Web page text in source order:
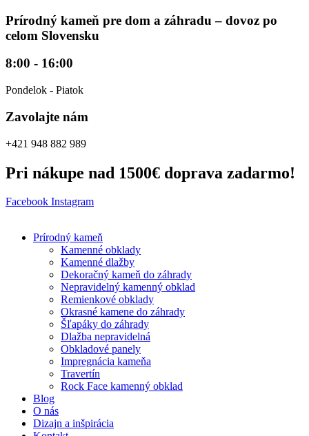
Preskočiť
obsah
Prírodný kameň pre dom a záhradu – dovoz po
celom Slovensku
8:00 - 16:00
Pondelok - Piatok
Zavolajte nám
+421 948 882 989
Pri nákupe nad 1500€ doprava zadarmo!
Facebook Instagram
Prírodný kameň
Kamenné obklady
Kamenné dlažby
Dekoračný kameň do záhrady
Nepravidelný kamenný obklad
Remienkové obklady
Okrasné kamene do záhrady
Šľapáky do záhrady
Dlažba nepravidelná
Obkladové panely
Impregnácia kameňa
Travertín
Rock Face kamenný obklad
Blog
O nás
Dizajn a inšpirácia